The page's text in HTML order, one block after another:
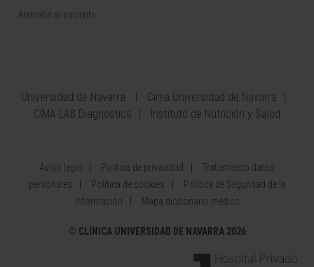
Atención al paciente
Universidad de Navarra
Cima Universidad de Navarra
CIMA LAB Diagnostics
Instituto de Nutrición y Salud
Aviso legal Política de privacidad
Tratamiento datos
personales
Política de cookies
Política de Seguridad de la
Información
Mapa diccionario médico
© CLÍNICA UNIVERSIDAD DE NAVARRA 2026